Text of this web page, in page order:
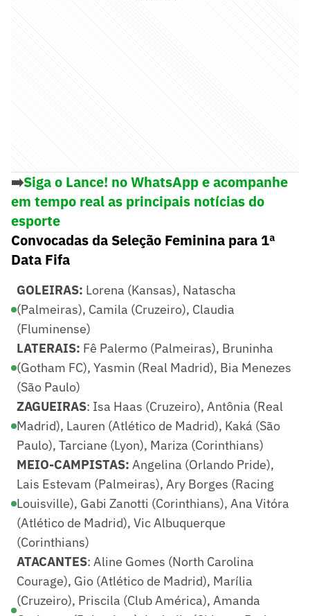
➡️Siga o Lance! no WhatsApp e acompanhe
em tempo real as principais notícias do
esporte
Convocadas da Seleção Feminina para 1ª
Data Fifa
GOLEIRAS: Lorena (Kansas), Natascha
(Palmeiras), Camila (Cruzeiro), Claudia
(Fluminense)
LATERAIS: Fê Palermo (Palmeiras), Bruninha
(Gotham FC), Yasmin (Real Madrid), Bia Menezes
(São Paulo)
ZAGUEIRAS: Isa Haas (Cruzeiro), Antônia (Real
Madrid), Lauren (Atlético de Madrid), Kaká (São
Paulo), Tarciane (Lyon), Mariza (Corinthians)
MEIO-CAMPISTAS: Angelina (Orlando Pride),
Lais Estevam (Palmeiras), Ary Borges (Racing
Louisville), Gabi Zanotti (Corinthians), Ana Vitóra
(Atlético de Madrid), Vic Albuquerque
(Corinthians)
ATACANTES: Aline Gomes (North Carolina
Courage), Gio (Atlético de Madrid), Marília
(Cruzeiro), Priscila (Club América), Amanda